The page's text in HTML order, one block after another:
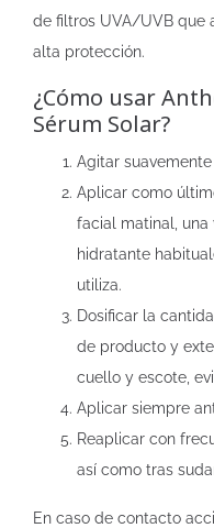
de filtros UVA/UVB que
alta protección.
¿Cómo usar
Sérum Solar?
Agitar
Aplicar como
facial matinal, una
hidratante
utiliza.
Dosificar la
de producto y
cuello y escote,
Aplicar siempre
Reaplicar con
así como tras
En caso de contacto